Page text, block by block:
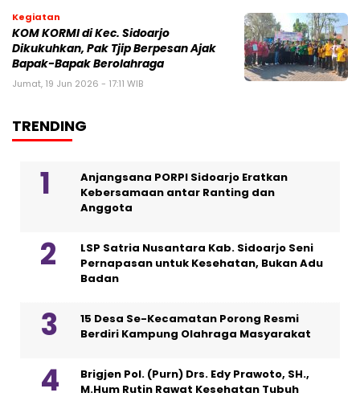
Kegiatan
KOM KORMI di Kec. Sidoarjo
Dikukuhkan, Pak Tjip Berpesan Ajak
Bapak-Bapak Berolahraga
Jumat, 19 Jun 2026 - 17:11 WIB
TRENDING
Anjangsana PORPI Sidoarjo Eratkan
Kebersamaan antar Ranting dan
Anggota
LSP Satria Nusantara Kab. Sidoarjo Seni
Pernapasan untuk Kesehatan, Bukan Adu
Badan
15 Desa Se-Kecamatan Porong Resmi
Berdiri Kampung Olahraga Masyarakat
Brigjen Pol. (Purn) Drs. Edy Prawoto, SH.,
M.Hum Rutin Rawat Kesehatan Tubuh